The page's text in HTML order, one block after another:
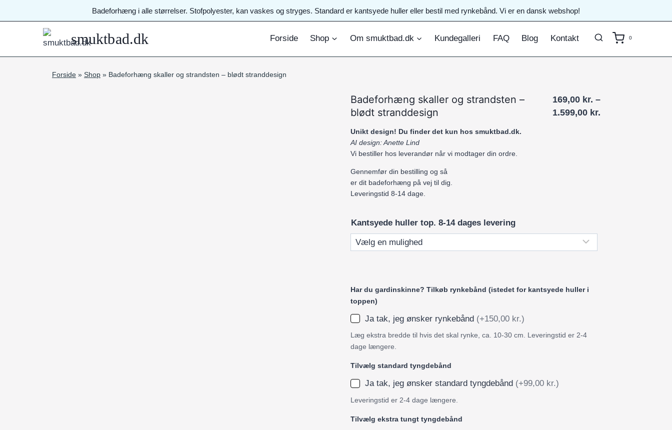
til
Badeforhæng i alle størrelser. Stofpolyester, kan vaskes og stryges. Standard er kantsyede huller eller bestil med rynkebånd. Vi er en dansk webshop!
smuktbad.dk Forside Shop Om smuktbad.dk Kundegalleri FAQ Blog Kontakt 0
Forside » Shop » Badeforhæng skaller og strandsten – blødt stranddesign
Badeforhæng skaller og strandsten –
blødt stranddesign
169,00 kr. –
1.599,00 kr.
Unikt design! Du finder det kun hos smuktbad.dk.
AI design: Anette Lind
Vi bestiller hos leverandør når vi modtager din ordre.
Gennemfør din bestilling og så
er dit badeforhæng på vej til dig.
Leveringstid 8-14 dage.
Kantsyede huller top. 8-14 dages levering
Har du gardinskinne? Tilkøb rynkebånd (istedet for kantsyede huller i
toppen)
Ja tak, jeg ønsker rynkebånd (+150,00 kr.)
Læg ekstra bredde til hvis det skal rynke, ca. 10-30 cm. Leveringstid er 2-4
dage længere.
Tilvælg standard tyngdebånd
Ja tak, jeg ønsker standard tyngdebånd (+99,00 kr.)
Leveringstid er 2-4 dage længere.
Tilvælg ekstra tungt tyngdebånd